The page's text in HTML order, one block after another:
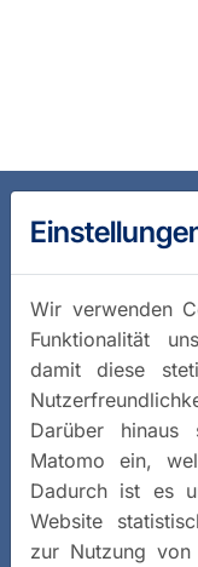
Wir verwenden
Funktionalität
damit diese
Darüber hinaus
Matomo ein,
Dadurch ist es
Website
zur Nutzung